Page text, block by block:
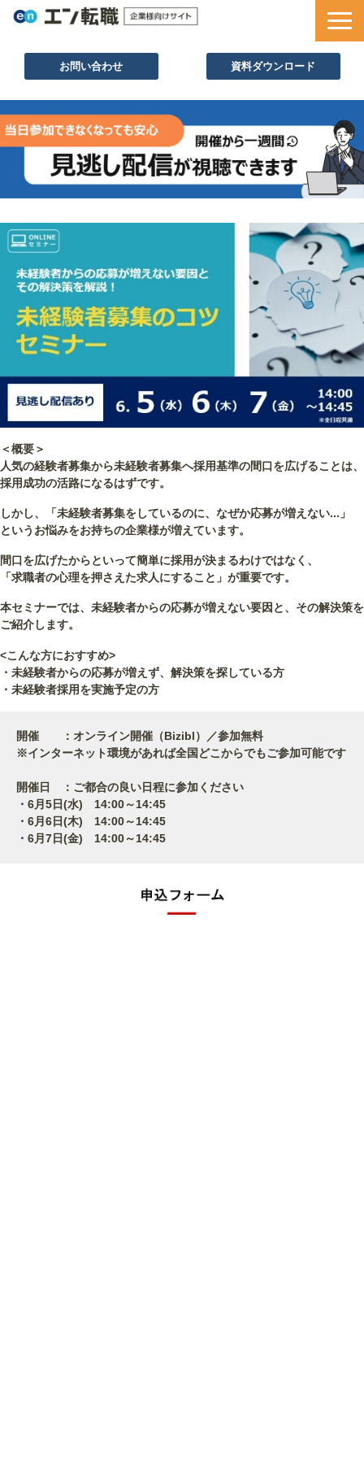
お問い合わせ 資料ダウンロード
採用ノウハウ
採用事例
お役立ち資料
＜概要＞
人気の経験者募集から未経験者募集へ採用基準の間口を広げることは、
採用成功の活路になるはずです。
しかし、「未経験者募集をしているのに、なぜか応募が増えない...」
というお悩みをお持ちの企業様が増えています。
間口を広げたからといって簡単に採用が決まるわけではなく、
「求職者の心理を押さえた求人にすること」が重要です。
本セミナーでは、未経験者からの応募が増えない要因と、その解決策を
ご紹介します。
<こんな方におすすめ>
・未経験者からの応募が増えず、解決策を探している方
・未経験者採用を実施予定の方
開催 ：オンライン開催（Bizibl）／参加無料
※インターネット環境があれば全国どこからでもご参加可能です
開催日 ：ご都合の良い日程に参加ください
・6月5日(水) 14:00～14:45
・6月6日(木) 14:00～14:45
・6月7日(金) 14:00～14:45